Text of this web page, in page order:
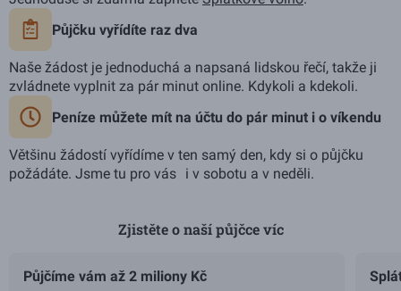
Půjčku vyřídíte raz dva
Naše žádost je jednoduchá a napsaná lidskou řečí, takže ji
zvládnete vyplnit za pár minut online. Kdykoli a kdekoli.
Peníze můžete mít na účtu do pár minut i o víkendu
Většinu žádostí vyřídíme v ten samý den, kdy si o půjčku
požádáte. Jsme tu pro vás i v sobotu a v neděli.
Zjistěte o naší půjčce víc
Půjčíme vám až 2 miliony Kč